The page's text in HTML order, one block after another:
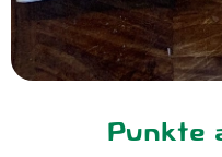
Punkte